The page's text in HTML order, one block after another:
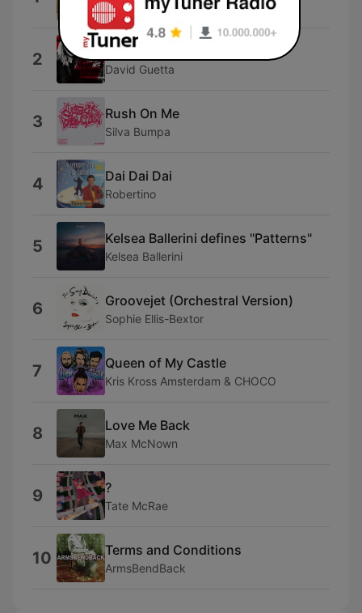
Bam Bam
2 Yesterday (feat. Bebe Rexha)
David Guetta
3 Rush On Me
Silva Bumpa
4 Dai Dai Dai
Robertino
5 Kelsea Ballerini defines "Patterns"
Kelsea Ballerini
6 Groovejet (Orchestral Version)
Sophie Ellis-Bextor
7 Queen of My Castle
Kris Kross Amsterdam & CHOCO
8 Love Me Back
Max McNown
9 ?
Tate McRae
10 Terms and Conditions
ArmsBendBack